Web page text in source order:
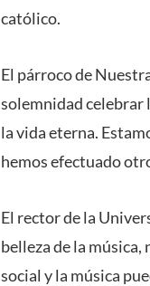
católico.
El párroco de
solemnidad celebrar
la vida eterna.
hemos efectuado
El rector de la
belleza de la música,
social y la música